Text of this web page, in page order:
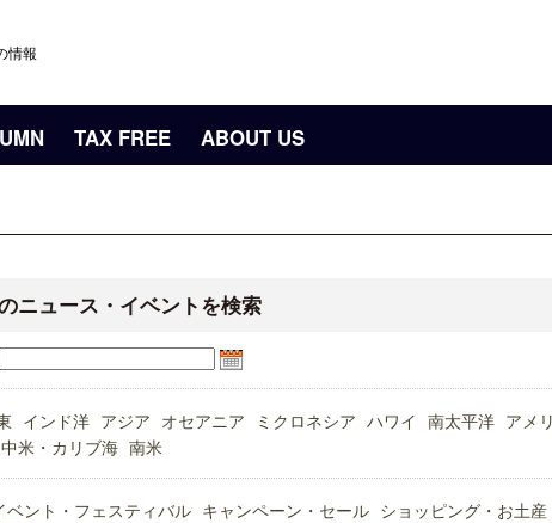
情報
TAX FREE ABOUT US
ニュース・イベントを検索
インド洋 アジア オセアニア ミクロネシア ハワイ 南太平洋 アメ
中米・カリブ海 南米
ベント・フェスティバル キャンペーン・セール ショッピング・お土産